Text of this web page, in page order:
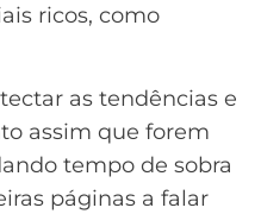
ricos, como
as tendências e
assim que forem
tempo de sobra
páginas a falar